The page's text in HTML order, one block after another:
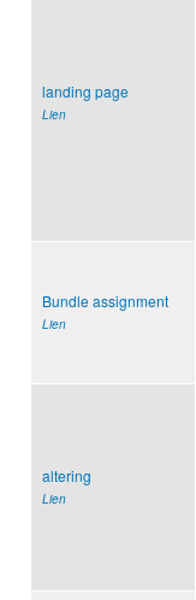
landing page
Lien
Bundle assignment
Lien
altering
Lien